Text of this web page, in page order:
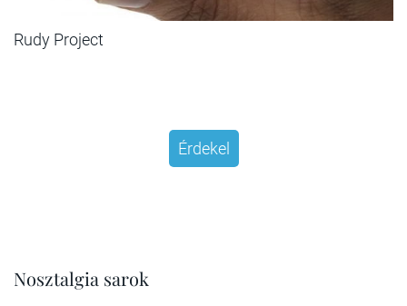
Rudy Project
Érdekel
Nosztalgia sarok